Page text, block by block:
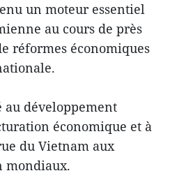
un moteur essentiel
au cours de près
réformes économiques
au développement
économique et à
du Vietnam aux
mondiaux.